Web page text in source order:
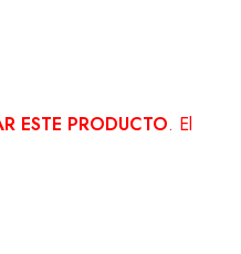
ESTE PRODUCTO. El